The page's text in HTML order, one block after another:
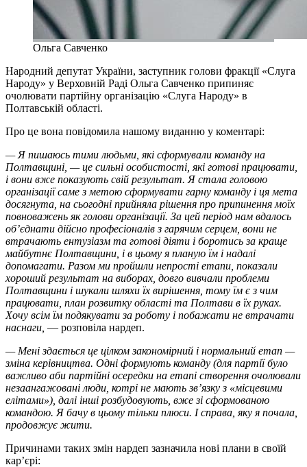
Ольга Савченко
Народний депутат України, заступник голови фракції «Слуга
Народу» у Верховній Раді Ольга Савченко припиняє
очолювати партійну організацію «Слуга Народу» в
Полтавській області.
Про це вона повідомила нашому виданню у коментарі:
— Я пишаюсь тими людьми, які сформували команду на
Полтавщині, — це сильні особистості, які готові працювати,
і вони вже показують свій результат. Я стала головою
організації саме з метою сформувати гарну команду і ця мета
досягнута, на сьогодні прийняла рішення про припинення моїх
повноважень як голови організації. За цей період нам вдалось
об’єднати дійсно професіоналів з гарячим серцем, вони не
втрачають ентузіазм та готові діяти і боротись за краще
майбутнє Полтавщини, і в цьому я планую їм і надалі
допомагати. Разом ми пройшли непрості етапи, показали
хороший результат на виборах, довго вивчали проблеми
Полтавщини і шукали шляхи їх вирішення, тому їм є з чим
працювати, план розвитку області та Полтави в їх руках.
Хочу всім їм подякувати за роботу і побажати не втрачати
наснаги, — розповіла нардеп.
— Мені здається це цілком закономірний і нормальний етап —
зміна керівництва. Одні формують команду (для партії було
важливо аби партійні осередки на етапі створення очолювали
незаангажовані люди, котрі не мають зв’язку з «місцевими
елітами»), далі інші розбудовують, вже зі сформованою
командою. Я бачу в цьому тільки плюси. І справа, яку я почала,
продовжує жити.
Причинами таких змін нардеп зазначила нові плани в своїй
кар’єрі: